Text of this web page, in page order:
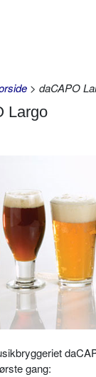
> daCAPO
Largo
gang: